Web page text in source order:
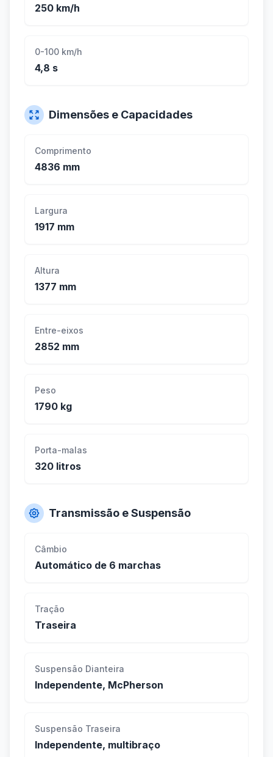
250 km/h
0-100 km/h
4,8 s
Dimensões e Capacidades
Comprimento
4836 mm
Largura
1917 mm
Altura
1377 mm
Entre-eixos
2852 mm
Peso
1790 kg
Porta-malas
320 litros
Transmissão e Suspensão
Câmbio
Automático de 6 marchas
Tração
Traseira
Suspensão Dianteira
Independente, McPherson
Suspensão Traseira
Independente, multibraço